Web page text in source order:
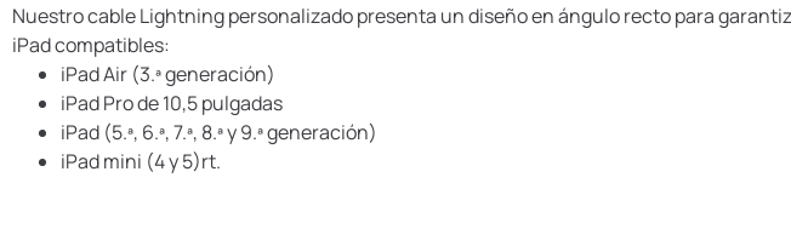
Nuestro cable Lightning personalizado presenta un diseño en ángulo recto para
iPad compatibles:
iPad Air (3.ª generación)
iPad Pro de 10,5 pulgadas
iPad (5.ª, 6.ª, 7.ª, 8.ª y 9.ª generación)
iPad mini (4 y 5)rt.